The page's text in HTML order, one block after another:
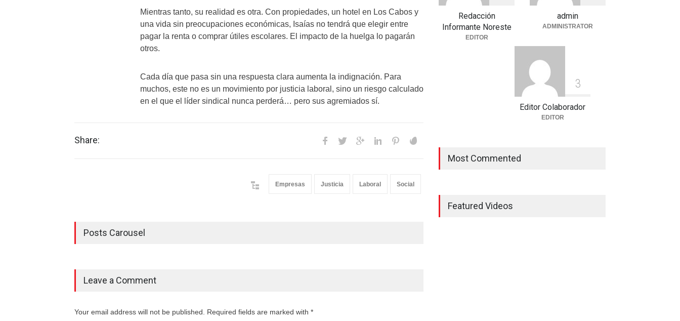
Mientras tanto, su realidad es otra. Con propiedades, un hotel en Los Cabos y
una vida sin preocupaciones económicas, Isaías no tendrá que elegir entre
pagar la renta o comprar útiles escolares. El impacto de la huelga lo pagarán
otros.
Cada día que pasa sin una respuesta clara aumenta la indignación. Para
muchos, este no es un movimiento por justicia laboral, sino un riesgo calculado
en el que el líder sindical nunca perderá… pero sus agremiados sí.
Share:
Empresas Justicia Laboral Social
Posts Carousel
Leave a Comment
Your email address will not be published. Required fields are marked with *
Redacción
Informante Noreste
EDITOR
admin
ADMINISTRATOR
3
Editor Colaborador
EDITOR
Most Commented
Featured Videos